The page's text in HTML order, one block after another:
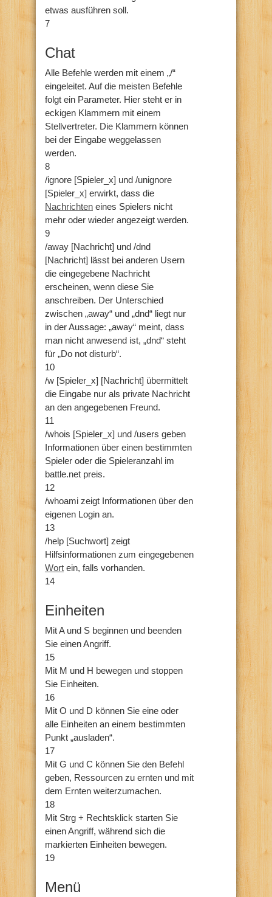
etwas ausführen soll.
7
Chat
Alle Befehle werden mit einem „/“
eingeleitet. Auf die meisten Befehle
folgt ein Parameter. Hier steht er in
eckigen Klammern mit einem
Stellvertreter. Die Klammern können
bei der Eingabe weggelassen
werden.
8
/ignore [Spieler_x] und /unignore
[Spieler_x] erwirkt, dass die
Nachrichten eines Spielers nicht
mehr oder wieder angezeigt werden.
9
/away [Nachricht] und /dnd
[Nachricht] lässt bei anderen Usern
die eingegebene Nachricht
erscheinen, wenn diese Sie
anschreiben. Der Unterschied
zwischen „away“ und „dnd“ liegt nur
in der Aussage: „away“ meint, dass
man nicht anwesend ist, „dnd“ steht
für „Do not disturb“.
10
/w [Spieler_x] [Nachricht] übermittelt
die Eingabe nur als private Nachricht
an den angegebenen Freund.
11
/whois [Spieler_x] und /users geben
Informationen über einen bestimmten
Spieler oder die Spieleranzahl im
battle.net preis.
12
/whoami zeigt Informationen über den
eigenen Login an.
13
/help [Suchwort] zeigt
Hilfsinformationen zum eingegebenen
Wort ein, falls vorhanden.
14
Einheiten
Mit A und S beginnen und beenden
Sie einen Angriff.
15
Mit M und H bewegen und stoppen
Sie Einheiten.
16
Mit O und D können Sie eine oder
alle Einheiten an einem bestimmten
Punkt „ausladen“.
17
Mit G und C können Sie den Befehl
geben, Ressourcen zu ernten und mit
dem Ernten weiterzumachen.
18
Mit Strg + Rechtsklick starten Sie
einen Angriff, während sich die
markierten Einheiten bewegen.
19
Menü